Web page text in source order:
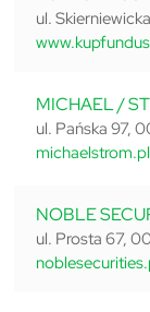
ul.
MICHAEL /
ul. Pańska 97,
michaelstrom.pl
NOBLE
ul. Prosta 67,